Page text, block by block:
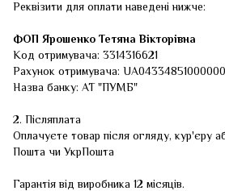
Реквізити для оплати наведені нижче:
ФОП Ярошенко Тетяна Вікторівна
Код отримувача: 3314316621
Рахунок отримувача:
Назва банку: АТ "ПУМБ"
2. Післяплата
Оплачуєте товар після огляду, кур'єру
Пошта чи УкрПошта
Гарантія від виробника 12 місяців.